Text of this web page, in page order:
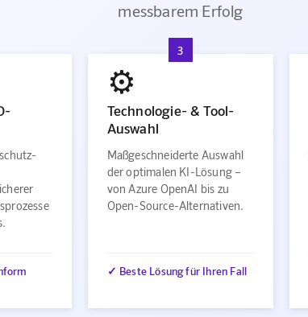
messbarem Erfolg
3
⚙️
Technologie- & Tool-
Auswahl
Maßgeschneiderte Auswahl
der optimalen KI-Lösung –
von Azure OpenAI bis zu
Open-Source-Alternativen.
✓ Beste Lösung für Ihren Fall